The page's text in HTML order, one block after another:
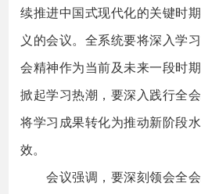
续推进中国式现代化的关键时
义的会议。全系统要将深入学
会精神作为当前及未来一段时
掀起学习热潮，要深入践行全
将学习成果转化为推动新阶段
效。
会议强调，要深刻领会全会